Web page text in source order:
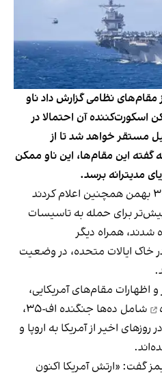
مقام‌های نظامی گزارش داد ناو
اسکورت‌کننده آن احتمالا در
مستقر خواهد شد تا از
این مقام‌ها، این ناو ممکن
مدیترانه برسد.
مقام‌های آمریکایی پنج‌شنبه ۳۰ بهمن همچنین اعلام کردند
آمریکا که پیش‌تر برای حمله به تاسیسات
شدند، همراه دیگر
خاک ایالات متحده، در وضعیت
اظهارات مقام‌های آمریکایی،
شامل ده‌ها جنگنده اف-۳۵،
که در روزهای اخیر از آمریکا به اروپا و
گفت: «ارتش آمریکا اکنون